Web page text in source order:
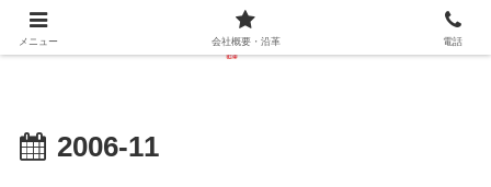
2006-11
メニュー 会社概要・沿革 電話